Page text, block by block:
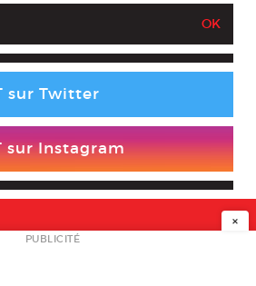
sur Twitter
sur Instagram
×
PUBLICITÉ